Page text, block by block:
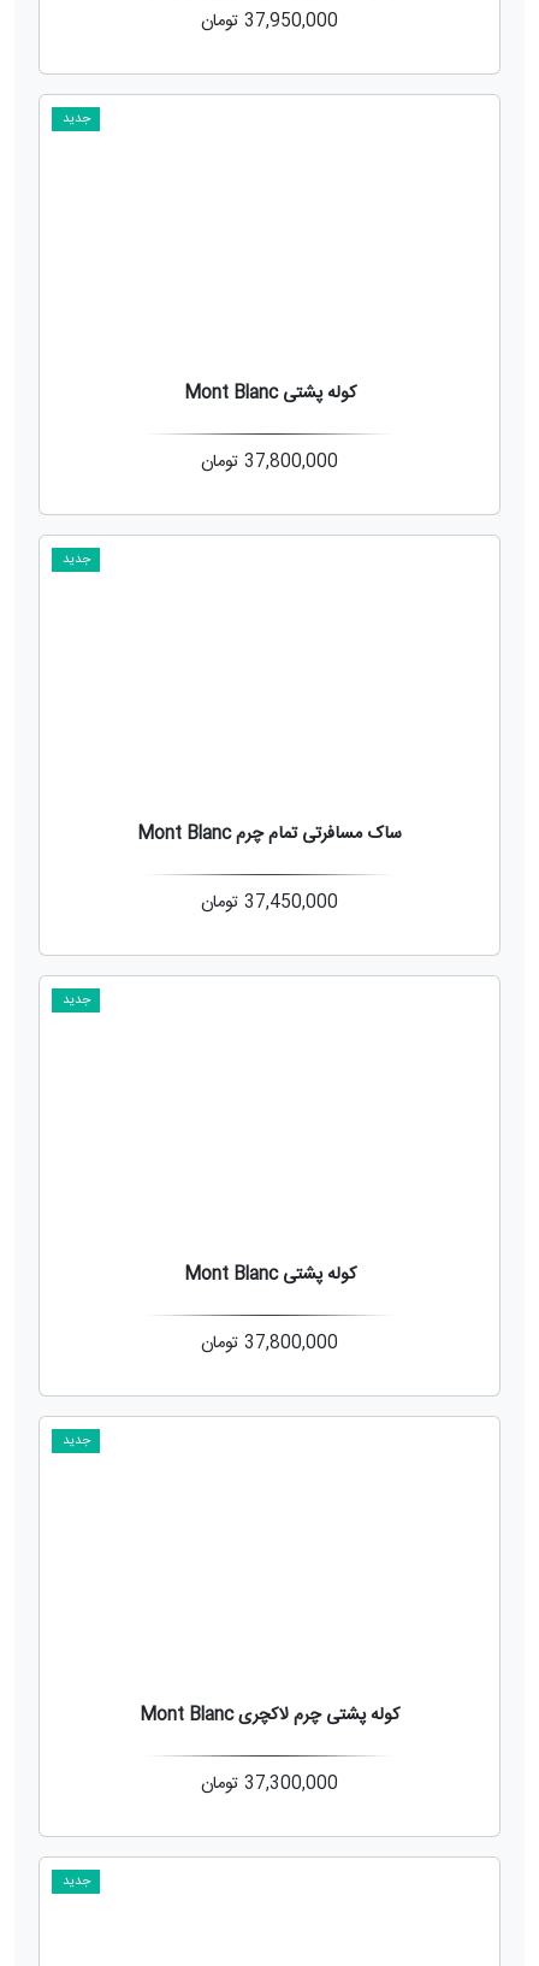
37,950,000 تومان
جدید
کوله پشتی Mont Blanc
37,800,000 تومان
جدید
ساک مسافرتی تمام چرم Mont Blanc
37,450,000 تومان
جدید
کوله پشتی Mont Blanc
37,800,000 تومان
جدید
کوله پشتی چرم لاکچری Mont Blanc
37,300,000 تومان
جدید